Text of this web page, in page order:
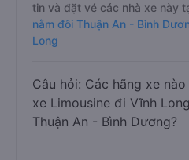
tin và đặt vé các nhà xe này
nằm đôi Thuận An - Bình
Long
Câu hỏi: Các hãng xe
xe Limousine đi Vĩnh
Thuận An - Bình Dương?